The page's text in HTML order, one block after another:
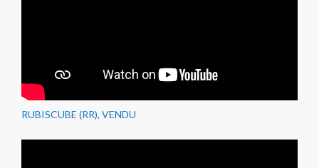
RUBISCUBE (RR), VENDU